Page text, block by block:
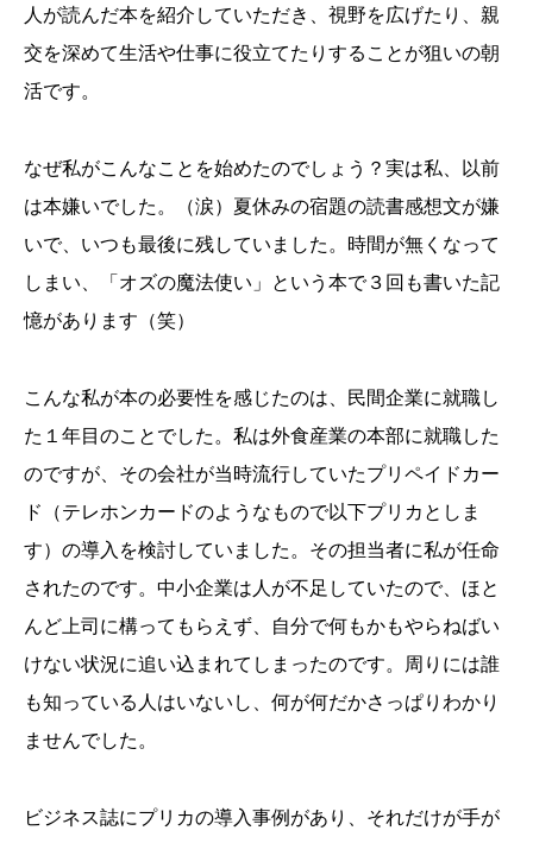
人が読んだ本を紹介していただき、視野を広げたり、親
交を深めて生活や仕事に役立てたりすることが狙いの朝
活です。
なぜ私がこんなことを始めたのでしょう？実は私、以前
は本嫌いでした。（涙）夏休みの宿題の読書感想文が嫌
いで、いつも最後に残していました。時間が無くなって
しまい、「オズの魔法使い」という本で３回も書いた記
憶があります（笑）
こんな私が本の必要性を感じたのは、民間企業に就職し
た１年目のことでした。私は外食産業の本部に就職した
のですが、その会社が当時流行していたプリペイドカー
ド（テレホンカードのようなもので以下プリカとしま
す）の導入を検討していました。その担当者に私が任命
されたのです。中小企業は人が不足していたので、ほと
んど上司に構ってもらえず、自分で何もかもやらねばい
けない状況に追い込まれてしまったのです。周りには誰
も知っている人はいないし、何が何だかさっぱりわかり
ませんでした。
ビジネス誌にプリカの導入事例があり、それだけが手が